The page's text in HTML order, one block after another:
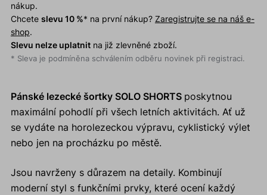
nákup.
Chcete slevu 10 %* na první nákup? Zaregistrujte se na náš e-
shop.
Slevu nelze uplatnitna již zlevněné zboží.
* Sleva je podmíněna schválením odběru novinek při registraci.
Pánské lezecké šortky SOLO SHORTS poskytnou
maximální pohodlí při všech letních aktivitách. Ať už
se vydáte na horolezeckou výpravu, cyklistický výlet
nebo jen na procházku po městě.
Jsou navrženy s důrazem na detaily. Kombinují
moderní styl s funkčními prvky, které ocení každý